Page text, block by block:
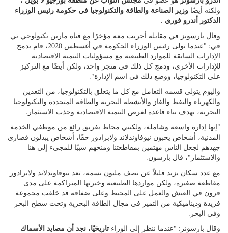
أندرو بارسونزهو عضو في مجلس النواب عن منطقة بورجيو لا بويل،
ولكنه أيضًاوزير الصناعة والطاقة والتكنولوجيا في حكومة رئيس الوزراء
الدكتور أندرو فوري .
وقال بارسونز في مقابلة أجريت معه مؤخرًا مع قناة مارين تكنولوجي تي
في: "عندما تولى رئيس الوزراء الحكومة في أغسطس 2020، قام بدمج
الإدارات السابقة للموارد الطبيعية مع مسؤوليات التنمية الاقتصادية
للإدارات الأخرى، ودمج كل ذلك في متجر واحد، ولكن أيضًا مع التركيز
على التكنولوجيا، ووضع ذلك في اسم الإدارة".
واليوم يتولى قسمه التعامل مع كل ما يتعلق بالتكنولوجيا، من التعدين
والكهرباء والنفط والغاز والأنشطة البحرية والطاقة المتجددة والتكنولوجيا
البحرية، بهدف بناء قاعدة لفرص التنمية الاقتصادية وجذب الاستثمار.
"إنها إدارة واسعة وشاملة، ولكنني محاط بفريق رائع من موظفي الخدمة
المدنية، أشخاص يحبون نيوفاوندلاند ولابرادور حقًا، أشخاص يبذلون قصارى
جهدهم لجعل الناس مهتمين بمقاطعتنا ومنحهم سببًا للمجيء إلى هنا
والاستثمار"، قال بارسون.